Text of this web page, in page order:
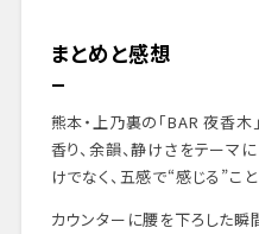
まとめと感想
熊本・上乃裏の「BAR 夜香木」
香り、余韻、静けさをテーマ
けでなく、五感で“感じる”こ
カウンターに腰を下ろした